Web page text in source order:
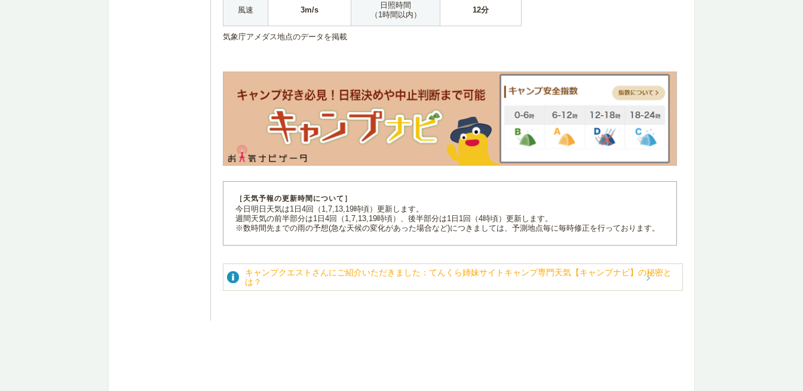
風速 3m/s
日照時間
（1時間以内）
12分
気象庁アメダス地点のデータを掲載
［天気予報の更新時間について］
今日明日天気は1日4回（1,7,13,19時頃）更新します。
週間天気の前半部分は1日4回（1,7,13,19時頃）、後半部分は1日1回（4時頃）更新します。
※数時間先までの雨の予想(急な天候の変化があった場合など)につきましては、予測地点毎に毎時修正を行っております。
キャンプクエストさんにご紹介いただきました：てんくら姉妹サイトキャンプ専門天気【キャンプナビ】の秘密と
は？